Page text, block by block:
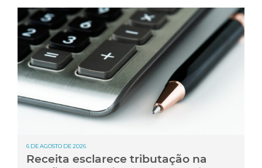
6 DE AGOSTO DE 2026
Receita esclarece tributação na